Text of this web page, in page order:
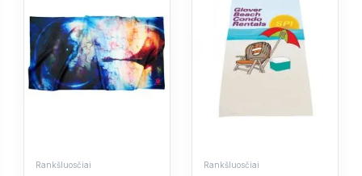
Rankšluosčiai Rankšluosčiai